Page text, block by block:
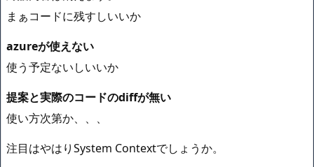
まぁコードに残すしいいか
azureが使えない
使う予定ないしいいか
提案と実際のコードのdiffが無い
使い方次第か、、、
注目はやはりSystem Contextでしょうか。